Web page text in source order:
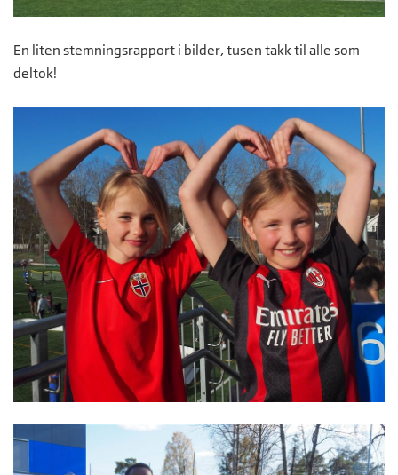
En liten stemningsrapport i bilder, tusen takk til alle som
deltok!